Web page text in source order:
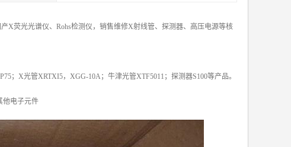
X荧光光谱仪、Rohs检测仪，销售维修X射线管、探测器、高压电源等核
；X光管XRTXI5，XGG-10A；牛津光管XTF5011；探测器S100等产品。
他电子元件